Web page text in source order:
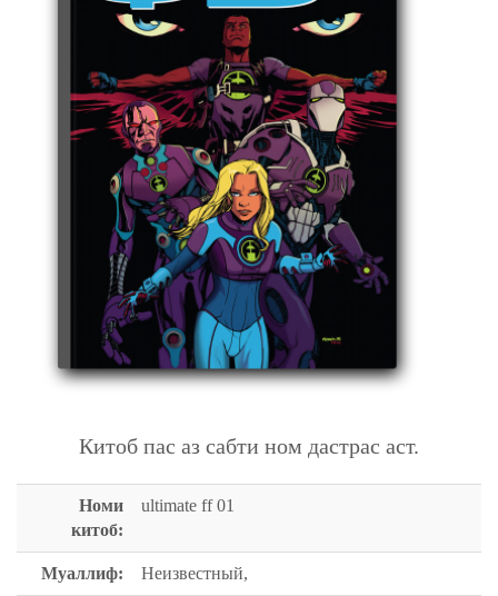
Китоб пас аз сабти ном дастрас аст.
Номи
китоб:
ultimate ff 01
Муаллиф: Неизвестный,